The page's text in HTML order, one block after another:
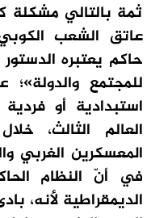
ثمة بالتالي مشكلة
عاتق الشعب
حاكم يعتبره الدستور
للمجتمع
استبدادية أو
العالم الثالث،
المعسكرين الغربي
في أنّ النظام
الديمقراطية لأنه،